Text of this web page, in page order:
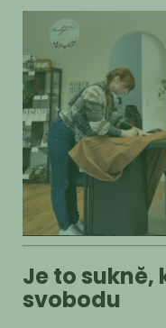
Je to
svobodu